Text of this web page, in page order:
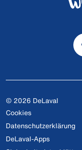
© 2026 DeLaval
Cookies
Datenschutzerklärung
DeLaval-Apps